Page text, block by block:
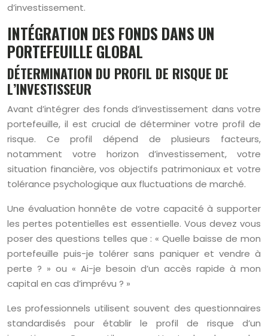
d’investissement.
INTÉGRATION DES FONDS DANS UN
PORTEFEUILLE GLOBAL
DÉTERMINATION DU PROFIL DE RISQUE DE
L’INVESTISSEUR
Avant d’intégrer des fonds d’investissement dans votre
portefeuille, il est crucial de déterminer votre profil de
risque. Ce profil dépend de plusieurs facteurs,
notamment votre horizon d’investissement, votre
situation financière, vos objectifs patrimoniaux et votre
tolérance psychologique aux fluctuations de marché.
Une évaluation honnête de votre capacité à supporter
les pertes potentielles est essentielle. Vous devez vous
poser des questions telles que : « Quelle baisse de mon
portefeuille puis-je tolérer sans paniquer et vendre à
perte ? » ou « Ai-je besoin d’un accès rapide à mon
capital en cas d’imprévu ? »
Les professionnels utilisent souvent des questionnaires
standardisés pour établir le profil de risque d’un